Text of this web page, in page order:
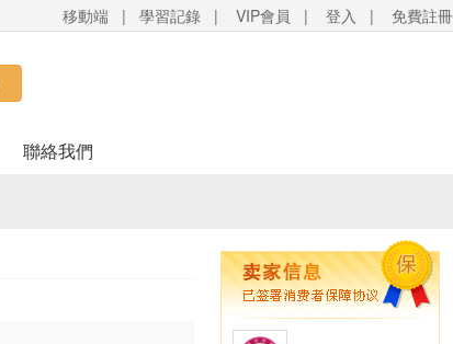
移動端 | 學習記錄 | VIP會員 | 登入 | 免費註冊
聯絡我們